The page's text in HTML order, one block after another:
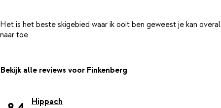
Het is het beste skigebied waar ik ooit ben geweest je kan overal
Bekijk alle reviews voor Finkenberg
Hippach